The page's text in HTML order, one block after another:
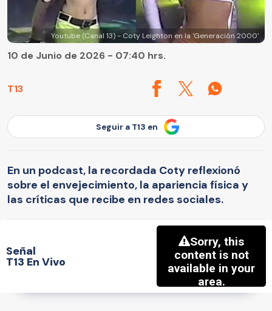
Youtube (Canal 13) - Coty Leighton en la 'Generación 2000'
T13
10 de Junio de 2026 - 07:40 hrs.
Seguir a T13 en
En un podcast, la recordada Coty reflexionó
sobre el envejecimiento, la apariencia física y
las críticas que recibe en redes sociales.
Señal
T13 En Vivo